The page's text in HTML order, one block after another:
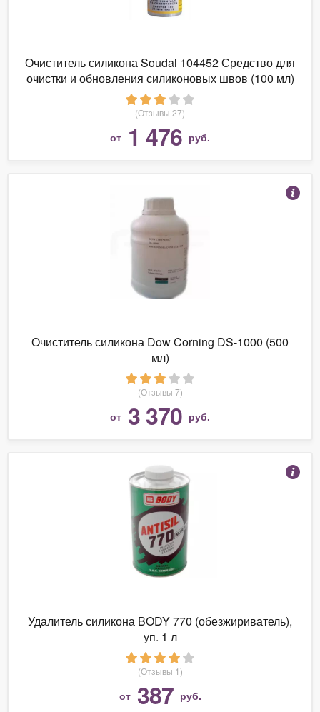
Очиститель силикона Soudal 104452 Средство для
очистки и обновления силиконовых швов (100 мл)
Упаковка (6 шт.)
(Отзывы 27)
от 1 476 руб.
Очиститель силикона Dow Corning DS-1000 (500
мл)
(Отзывы 7)
от 3 370 руб.
Удалитель силикона BODY 770 (обезжириватель),
уп. 1 л
(Отзывы 1)
от 387 руб.